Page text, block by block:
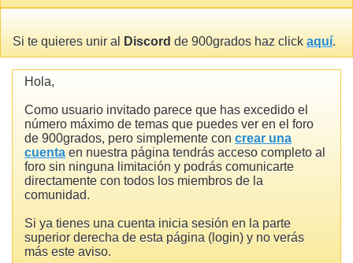
Si te quieres unir al Discord de 900grados haz click aquí.
Hola,
Como usuario invitado parece que has excedido el
número máximo de temas que puedes ver en el foro
de 900grados, pero simplemente con crear una
cuenta en nuestra página tendrás acceso completo al
foro sin ninguna limitación y podrás comunicarte
directamente con todos los miembros de la
comunidad.
Si ya tienes una cuenta inicia sesión en la parte
superior derecha de esta página (login) y no verás
más este aviso.